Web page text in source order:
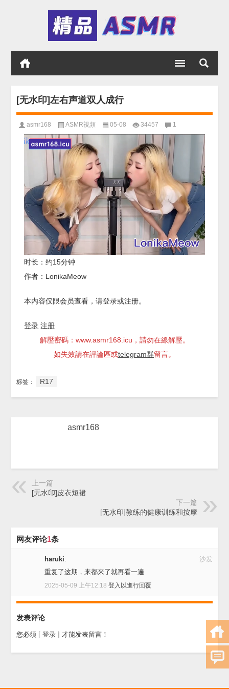
[无水印]左右声道双人成行
asmr168 ASMR視頻 05-08 34457 1
时长：约15分钟
作者：LonikaMeow
本内容仅限会员查看，请登录或注册。
登录 注册
解壓密碼：www.asmr168.icu，請勿在線解壓。
如失效請在評論區或telegram群留言。
标签： R17
asmr168
上一篇
[无水印]皮衣短裙
下一篇
[无水印]教练的健康训练和按摩
网友评论1条
沙发
haruki:
重复了这期，来都来了就再看一遍
2025-05-09 上午12:18登入以進行回覆
发表评论
您必须 [ 登录 ] 才能发表留言！